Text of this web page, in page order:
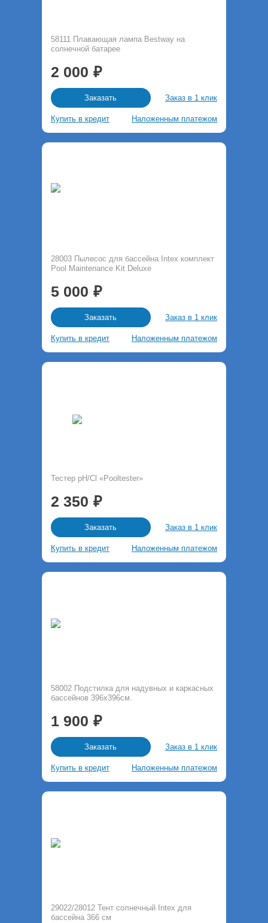
58111 Плавающая лампа Bestway на
солнечной батарее
2 000
Заказать Заказ в 1 клик
Купить в кредит Наложенным платежом
28003 Пылесос для бассейна Intex комплект
Pool Maintenance Kit Deluxe
5 000
Заказать Заказ в 1 клик
Купить в кредит Наложенным платежом
Тестер pH/Cl «Pooltester»
2 350
Заказать Заказ в 1 клик
Купить в кредит Наложенным платежом
58002 Подстилка для надувных и каркасных
бассейнов 396х396см.
1 900
Заказать Заказ в 1 клик
Купить в кредит Наложенным платежом
29022/28012 Тент солнечный Intex для
бассейна 366 см